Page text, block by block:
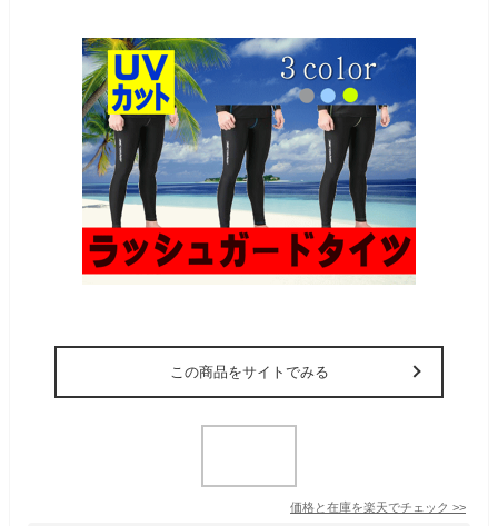
この商品をサイトでみる
価格と在庫を楽天でチェック >>